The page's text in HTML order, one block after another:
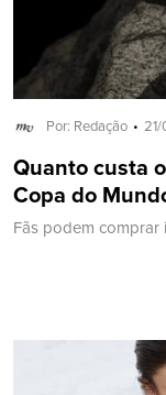
Por: Redação
Quanto custa
Copa do
Fãs podem